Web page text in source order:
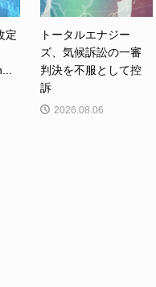
定
トータルエナジー
ズ、気候訴訟の一審
判決を不服として控
訴
2026.08.06